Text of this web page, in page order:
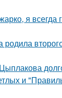
я всегда
родила
и